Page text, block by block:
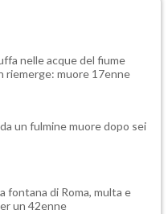
nelle acque del fiume
riemerge: muore 17enne
un fulmine muore dopo sei
fontana di Roma, multa e
un 42enne